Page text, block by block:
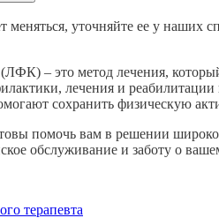
меняться, уточняйте ее у наших
(ЛФК) – это метод лечения,
лечения и
сохранить физическую
помочь вам в решении
обслуживание и заботу о
терапевта